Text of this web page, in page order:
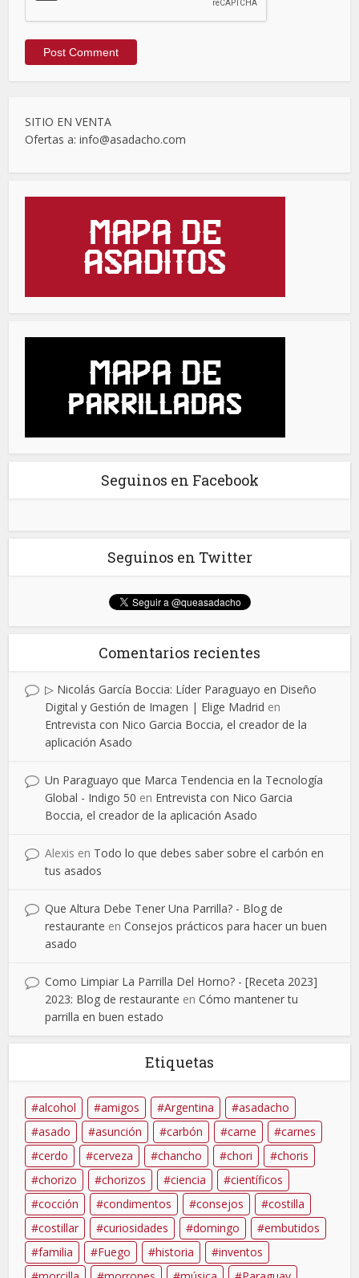
SITIO EN VENTA
Ofertas a: info@asadacho.com
Seguinos en Facebook
Seguinos en Twitter
Comentarios recientes
▷ Nicolás García Boccia: Líder Paraguayo en Diseño
Digital y Gestión de Imagen | Elige Madrid en
Entrevista con Nico Garcia Boccia, el creador de la
aplicación Asado
Un Paraguayo que Marca Tendencia en la Tecnología
Global - Indigo 50 en Entrevista con Nico Garcia
Boccia, el creador de la aplicación Asado
Alexis en Todo lo que debes saber sobre el carbón en
tus asados
Que Altura Debe Tener Una Parrilla? - Blog de
restaurante enConsejos prácticos para hacer un buen
asado
Como Limpiar La Parrilla Del Horno? - [Receta 2023]
2023: Blog de restaurante enCómo mantener tu
parrilla en buen estado
Etiquetas
alcohol amigos Argentina
asadacho
asado
asunción carbón carne
carnes
cerdo
cerveza chancho chori
choris
chorizo
chorizos ciencia
científicos
cocción
condimentos consejos
costilla
costillar
curiosidades domingo
embutidos
familia
Fuego historia
inventos